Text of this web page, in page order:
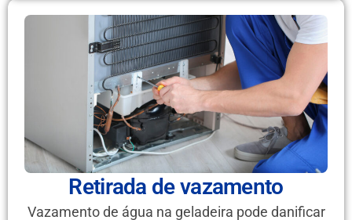
Retirada de vazamento
Vazamento de água na geladeira pode danificar